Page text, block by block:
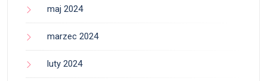
maj 2024
marzec 2024
luty 2024